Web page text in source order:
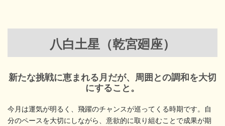
八白土星（乾宮廻座）
新たな挑戦に恵まれる月だが、周囲との調和を大切
にすること。
今月は運気が明るく、飛躍のチャンスが巡ってくる時期です。自
分のペースを大切にしながら、意欲的に取り組むことで成果が期